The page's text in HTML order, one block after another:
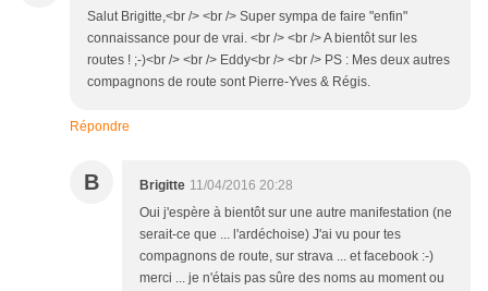
Salut Brigitte,<br /> <br /> Super sympa de faire "enfin"
connaissance pour de vrai. <br /> <br /> A bientôt sur les
routes ! ;-)<br /> <br /> Eddy<br /> <br /> PS : Mes deux autres
compagnons de route sont Pierre-Yves & Régis.
Répondre
B Brigitte 11/04/2016 20:28
Oui j'espère à bientôt sur une autre manifestation (ne
serait-ce que ... l'ardéchoise) J'ai vu pour tes
compagnons de route, sur strava ... et facebook :-)
merci ... je n'étais pas sûre des noms au moment ou